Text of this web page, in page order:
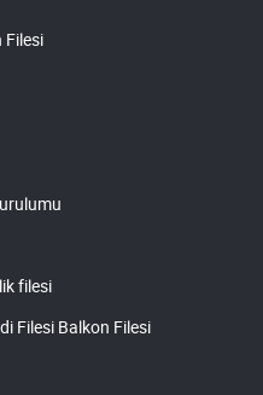
Filesi
filesi
Filesi Balkon Filesi